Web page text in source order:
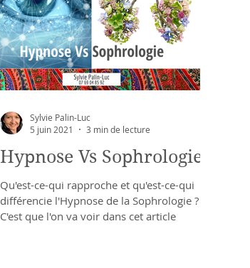
Hypnose Vs Sophrologie
Qu'est-ce-qui rapproche et qu'est-ce-qui
différencie l'Hypnose de la Sophrologie ?
C'est que l'on va voir dans cet article
Sylvie Palin-Luc
5 juin 2021
3 min de lecture